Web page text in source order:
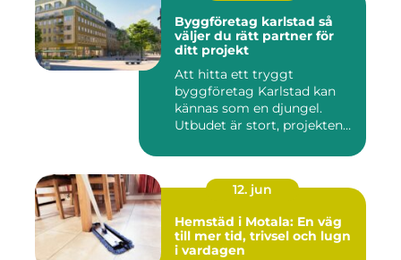
Byggföretag karlstad så
väljer du rätt partner för
ditt projekt
Att hitta ett tryggt
byggföretag Karlstad kan
kännas som en djungel.
Utbudet är stort, projekten
12. jun
Hemstäd i Motala: En väg
till mer tid, trivsel och lugn
i vardagen